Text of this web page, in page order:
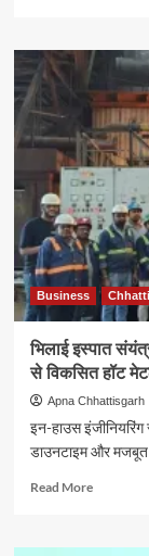
पद्मश्री
कैलाश
चंद्र
पंत
का
निधन,
साहित्य
और
पत्रकारिता
जगत
में
शोक
की
लहर
Business
भिलाई इस्पात
से विकसित हॉट
Apna Chhattisgarh
इन-हाउस इंजीनियरिंग
डाउनटाइम और मजबूत
Read MoreRead
भिलाई